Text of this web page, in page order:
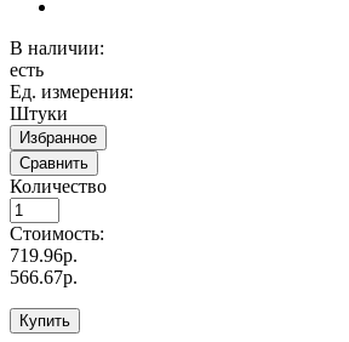
В наличии:
есть
Ед. измерения:
Штуки
Избранное
Сравнить
Количество
Стоимость:
719.96р.
566.67р.
Купить